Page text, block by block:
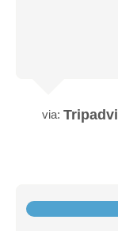
via: